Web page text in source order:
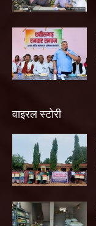
वाइरल स्टोरी